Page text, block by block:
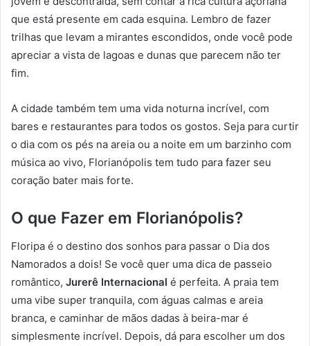
que está presente em cada esquina. Lembro de fazer
trilhas que levam a mirantes escondidos, onde você pode
apreciar a vista de lagoas e dunas que parecem não ter
fim.
A cidade também tem uma vida noturna incrível, com
bares e restaurantes para todos os gostos. Seja para curtir
o dia com os pés na areia ou a noite em um barzinho com
música ao vivo, Florianópolis tem tudo para fazer seu
coração bater mais forte.
O que Fazer em Florianópolis?
Floripa é o destino dos sonhos para passar o Dia dos
Namorados a dois! Se você quer uma dica de passeio
romântico, Jurerê Internacional é perfeita. A praia tem
uma vibe super tranquila, com águas calmas e areia
branca, e caminhar de mãos dadas à beira-mar é
simplesmente incrível. Depois, dá para escolher um dos